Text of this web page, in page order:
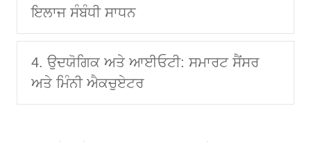
ਇਲਾਜ ਸੰਬੰਧੀ ਸਾਧਨ
4. ਉਦਯੋਗਿਕ ਅਤੇ ਆਈਓਟੀ: ਸਮਾਰਟ ਸੈਂਸਰ
ਅਤੇ ਮਿੰਨੀ ਐਕਚੁਏਟਰ